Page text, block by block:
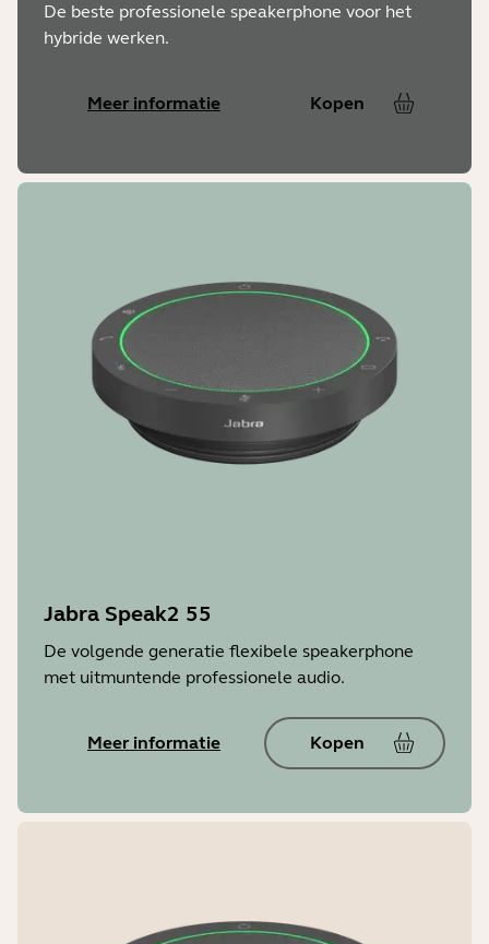
De beste professionele speakerphone voor het
hybride werken.
Meer informatie Kopen
Jabra Speak2 55
De volgende generatie flexibele speakerphone
met uitmuntende professionele audio.
Meer informatie Kopen